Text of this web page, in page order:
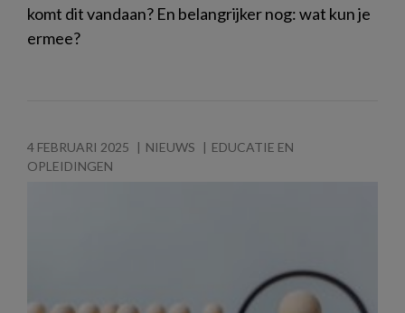
komt dit vandaan? En belangrijker nog: wat kun je
ermee?
4 FEBRUARI 2025 NIEUWS
EDUCATIE EN
OPLEIDINGEN